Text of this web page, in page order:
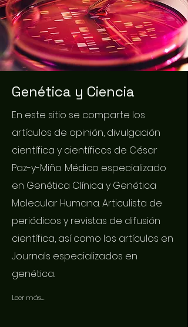
Genética y Ciencia
En este sitio se comparte los
artículos de opinión, divulgación
científica y científicos de César
Paz-y-Miño. Médico especializado
en Genética Clínica y Genética
Molecular Humana. Articulista de
periódicos y revistas de difusión
científica, así como los artículos en
Journals especializados en
genética.
Leer más...